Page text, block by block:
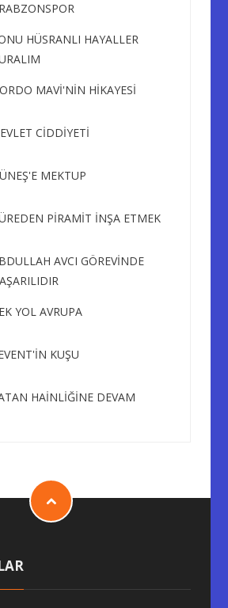
HÜSRANLI HAYALLER
MAVİ'NİN HİKAYESİ
CİDDİYETİ
MEKTUP
PİRAMİT İNŞA ETMEK
AVCI GÖREVİNDE
YOL AVRUPA
KUŞU
HAİNLİĞİNE DEVAM